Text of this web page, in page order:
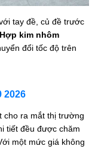
tay đề, củ đề trước
Hợp kim nhôm
đổi tốc độ trên
2026
cho ra mắt thị trường
tiết đều được chăm
một mức giá không